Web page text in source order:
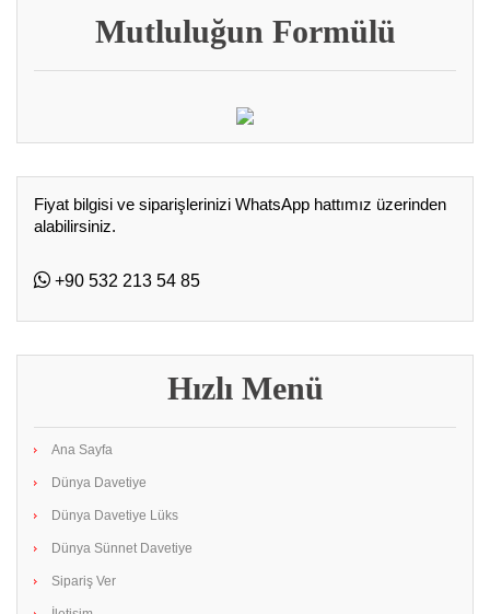
Mutluluğun Formülü
Fiyat bilgisi ve siparişlerinizi WhatsApp hattımız üzerinden
alabilirsiniz.
+90 532 213 54 85
Hızlı Menü
Ana Sayfa
Dünya Davetiye
Dünya Davetiye Lüks
Dünya Sünnet Davetiye
Sipariş Ver